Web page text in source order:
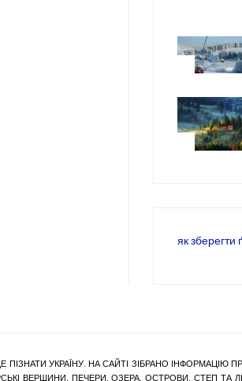
як зберегти
УКРАЇНУ. НА САЙТІ ЗІБРАНО ІНФОРМАЦІЮ
ВЕРШИНИ, ПЕЧЕРИ, ОЗЕРА, ОСТРОВИ, СТЕП ТА